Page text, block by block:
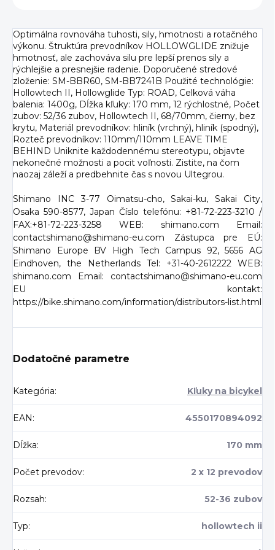
Optimálna rovnováha tuhosti, sily, hmotnosti a rotačného
výkonu. Štruktúra prevodníkov HOLLOWGLIDE znižuje
hmotnosť, ale zachováva silu pre lepší prenos sily a
rýchlejšie a presnejšie radenie. Doporučené stredové
zloženie: SM-BBR60, SM-BB7241B Použité technológie:
Hollowtech II, Hollowglide Typ: ROAD, Celková váha
balenia: 1400g, Dĺžka kľuky: 170 mm, 12 rýchlostné, Počet
zubov: 52/36 zubov, Hollowtech II, 68/70mm, čierny, bez
krytu, Materiál prevodníkov: hliník (vrchný), hliník (spodný),
Rozteč prevodníkov: 110mm/110mm LEAVE TIME
BEHIND Uniknite každodennému stereotypu, objavte
nekonečné možnosti a pocit voľnosti. Zistite, na čom
naozaj záleží a predbehnite čas s novou Ultegrou.
Shimano INC 3-77 Oimatsu-cho, Sakai-ku, Sakai City,
Osaka 590-8577, Japan Číslo telefónu: +81-72-223-3210 /
FAX:+81-72-223-3258 WEB: shimano.com Email:
contactshimano@shimano-eu.com Zástupca pre EÚ:
Shimano Europe BV High Tech Campus 92, 5656 AG
Eindhoven, the Netherlands Tel: +31-40-2612222 WEB:
shimano.com Email: contactshimano@shimano-eu.com
EU kontakt:
https://bike.shimano.com/information/distributors-list.html
Dodatočné parametre
Kategória: Kľuky na bicykel
EAN : 4550170894092
Dĺžka: 170 mm
Počet prevodov: 2 x 12 prevodov
Rozsah: 52-36 zubov
Typ: hollowtech ii